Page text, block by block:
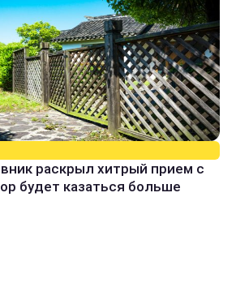
раскрыл хитрый прием с
будет казаться больше